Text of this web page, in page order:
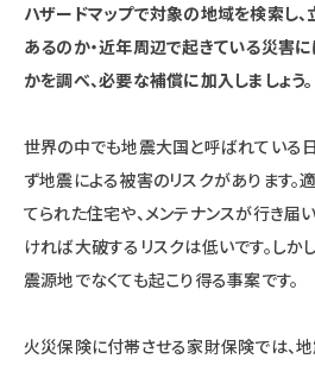
ハザードマップで対象の地域を検索し
あるのか・近年周辺で起きている災害
かを調べ、必要な補償に加入しましょう。
世界の中でも地震大国と呼ばれている
ず地震による被害のリスクがあります
てられた住宅や、メンテナンスが行き届
ければ大破するリスクは低いです。しか
震源地でなくても起こり得る事案です。
火災保険に付帯させる家財保険では、